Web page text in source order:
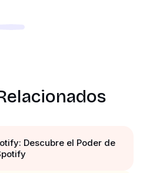
Descubre el Poder de